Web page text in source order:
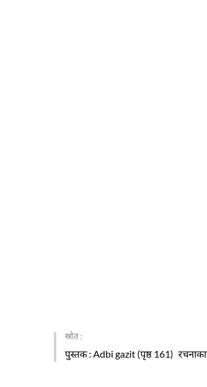
स्रोत :
पुस्तक: Adbi gazit (पृष्ठ 161)